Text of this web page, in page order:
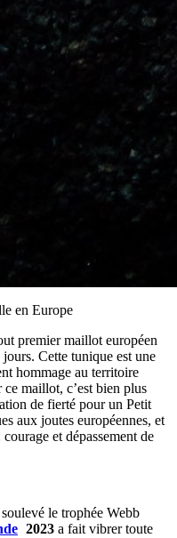
en Europe
premier maillot européen
Cette tunique est une
hommage au territoire
maillot, c’est bien plus
de fierté pour un Petit
aux joutes européennes, et
et dépassement de
soulevé le trophée Webb
2023 a fait vibrer toute